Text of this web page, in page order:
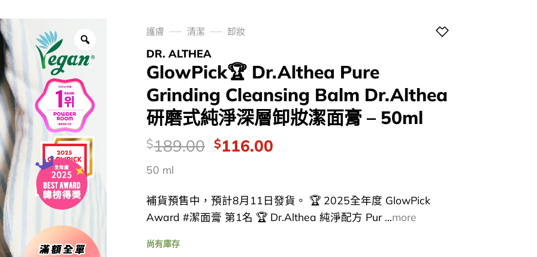
護膚 清潔 卸妝
DR. ALTHEA
GlowPick🏆 Dr.Althea Pure
Grinding Cleansing Balm Dr.Althea
研磨式純淨深層卸妝潔面膏 – 50ml
價
$189.00 Original
$189.00.
$116.00Current
$116.00.
50 ml
補貨預售中，預計8月11日發貨。 🏆 2025全年度 GlowPick
Award #潔面膏 第1名 🏆 Dr.Althea 純淨配方 Pur ...more
尚有庫存